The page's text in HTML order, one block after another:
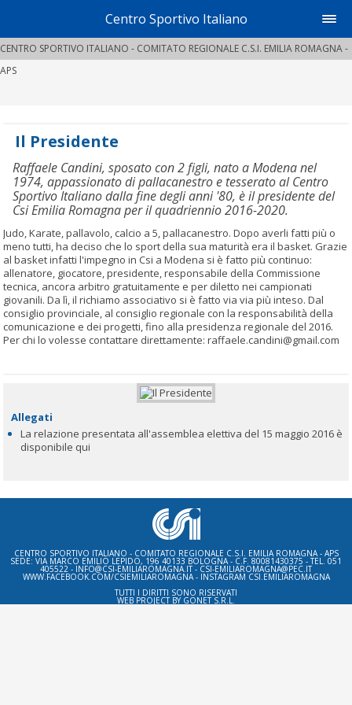
Centro Sportivo Italiano
CENTRO SPORTIVO ITALIANO - COMITATO REGIONALE C.S.I. EMILIA ROMAGNA -
APS
Il Presidente
Raffaele Candini, sposato con 2 figli, nato a Modena nel
1974, appassionato di pallacanestro e tesserato al Centro
Sportivo Italiano dalla fine degli anni '80, è il presidente del
Csi Emilia Romagna per il quadriennio 2016-2020.
Judo, Karate, pallavolo, calcio a 5, pallacanestro. Dopo averli fatti più o
meno tutti, ha deciso che lo sport della sua maturità era il basket. Grazie
al basket infatti l'impegno in Csi a Modena si è fatto più continuo:
allenatore, giocatore, presidente, responsabile della Commissione
tecnica, ancora arbitro gratuitamente e per diletto nei campionati
giovanili. Da lì, il richiamo associativo si è fatto via via più inteso. Dal
consiglio provinciale, al consiglio regionale con la responsabilità della
comunicazione e dei progetti, fino alla presidenza regionale del 2016.
Per chi lo volesse contattare direttamente: raffaele.candini@gmail.com
Allegati
La relazione presentata all'assemblea elettiva del 15 maggio 2016 è
disponibile qui
CENTRO SPORTIVO ITALIANO - COMITATO REGIONALE C.S.I. EMILIA ROMAGNA - APS
SEDE: VIA MARCO EMILIO LEPIDO, 196 40133 BOLOGNA - C.F. 80081430375 - TEL. 051
405522 - INFO@CSI-EMILIAROMAGNA.IT - CSI-EMILIAROMAGNA@PEC.IT
WWW.FACEBOOK.COM/CSIEMILIAROMAGNA - INSTAGRAM CSI.EMILIAROMAGNA
TUTTI I DIRITTI SONO RISERVATI
WEB PROJECT BY GONET S.R.L.